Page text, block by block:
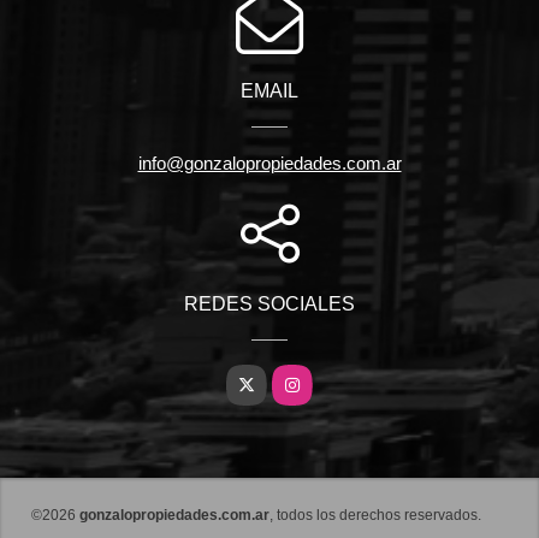
EMAIL
info@gonzalopropiedades.com.ar
REDES SOCIALES
X Instagram
©2026 gonzalopropiedades.com.ar, todos los derechos reservados.